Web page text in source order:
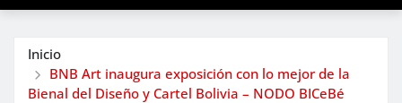
Inicio
BNB Art inaugura exposición con lo mejor de la
Bienal del Diseño y Cartel Bolivia – NODO BICeBé